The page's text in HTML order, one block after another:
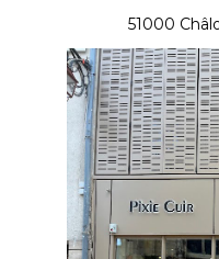
51000